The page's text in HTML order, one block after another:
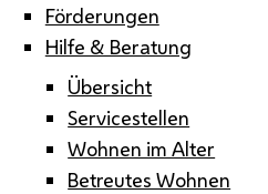
Förderungen
Hilfe & Beratung
Übersicht
Servicestellen
Wohnen im Alter
Betreutes Wohnen